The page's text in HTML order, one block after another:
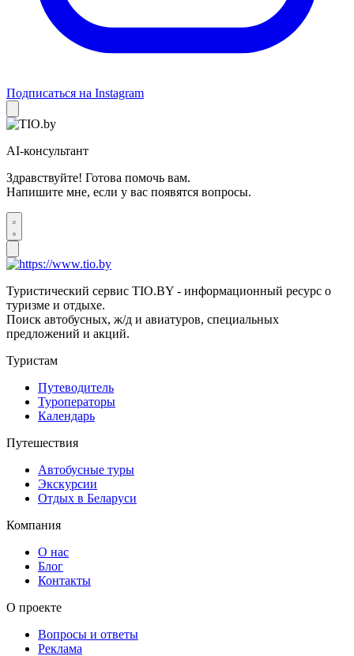
Подписаться на Instagram
AI-консультант
Здравствуйте! Готова помочь вам.
Напишите мне, если у вас появятся вопросы.
Туристический сервис TIO.BY - информационный ресурс о
туризме и отдыхе.
Поиск автобусных, ж/д и авиатуров, специальных
предложений и акций.
Туристам
Путеводитель
Туроператоры
Календарь
Путешествия
Автобусные туры
Экскурсии
Отдых в Беларуси
Компания
О нас
Блог
Контакты
О проекте
Вопросы и ответы
Реклама